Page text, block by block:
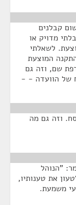
קבלנים
מדויק או
לשאלתי
המוצעת
שם, וזה גם
של הוועדה - -
וזה גם מה
"הנוהל
את טענותיו,
משמעת.